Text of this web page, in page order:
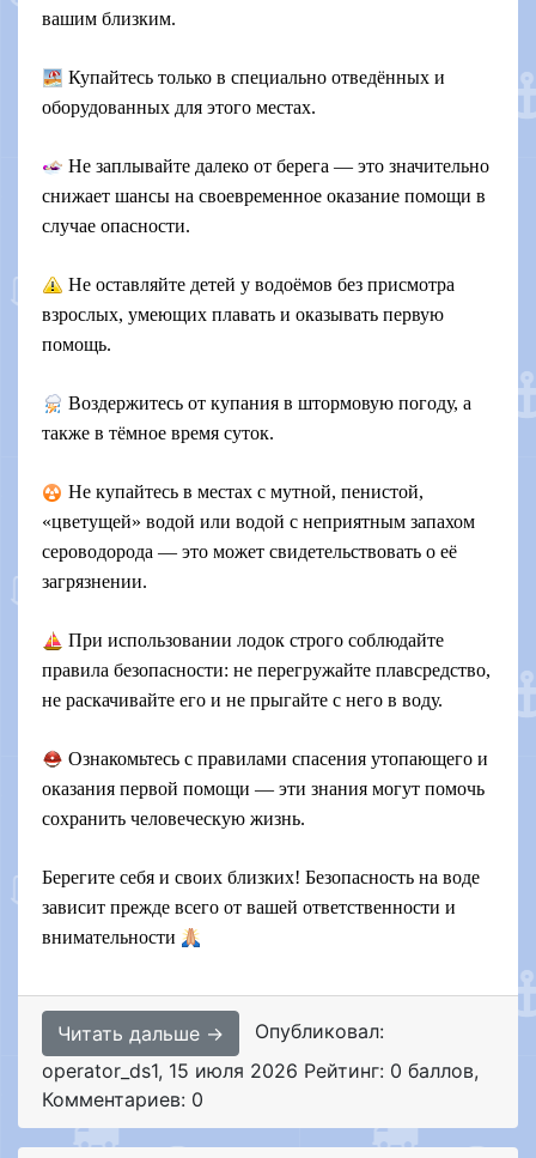
вашим близким.
Купайтесь только в специально отведённых и
оборудованных для этого местах.
Не заплывайте далеко от берега — это значительно
снижает шансы на своевременное оказание помощи в
случае опасности.
Не оставляйте детей у водоёмов без присмотра
взрослых, умеющих плавать и оказывать первую
помощь.
Воздержитесь от купания в штормовую погоду, а
также в тёмное время суток.
Не купайтесь в местах с мутной, пенистой,
«цветущей» водой или водой с неприятным запахом
сероводорода — это может свидетельствовать о её
загрязнении.
️ При использовании лодок строго соблюдайте
правила безопасности: не перегружайте плавсредство,
не раскачивайте его и не прыгайте с него в воду.
Ознакомьтесь с правилами спасения утопающего и
оказания первой помощи — эти знания могут помочь
сохранить человеческую жизнь.
Берегите себя и своих близких! Безопасность на воде
зависит прежде всего от вашей ответственности и
внимательности
Читать дальше →
Опубликовал:
operator_ds1, 15 июля 2026 Рейтинг: 0 баллов,
Комментариев: 0